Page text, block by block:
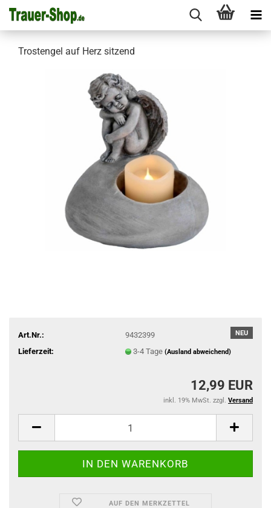
Trostengel auf Herz sitzend
NEU
Art.Nr.:
9432399
Lieferzeit:
3-4 Tage (Ausland abweichend)
12,99 EUR
inkl. 19% MwSt. zzgl. Versand
AUF DEN MERKZETTEL